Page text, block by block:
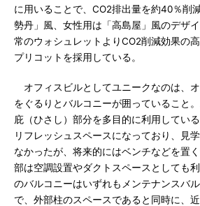
に用いることで、CO2排出量を約40％削
勢丹」風、女性用は「高島屋」風のデザ
常のウォシュレットよりCO2削減効果の
プリコットを採用している。
オフィスビルとしてユニークなのは、
をぐるりとバルコニーが囲っていること
庇（ひさし）部分を多目的に利用してい
リフレッシュスペースになっており、見
なかったが、将来的にはベンチなどを置
部は空調設置やダクトスペースとしても
のバルコニーはいずれもメンテナンスバ
で、外部柱のスペースであると同時に、